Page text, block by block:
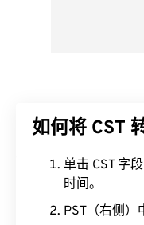
如何将 CST
单击 CST 字
时间。
PST（右侧）